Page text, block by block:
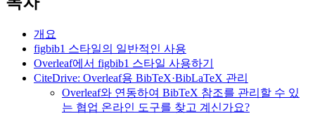
개요
figbib1 스타일의 일반적인 사용
Overleaf에서 figbib1 스타일 사용하기
CiteDrive: Overleaf용 BibTeX·BibLaTeX 관리
Overleaf와 연동하여 BibTeX 참조를 관리할 수 있
는 협업 온라인 도구를 찾고 계신가요?